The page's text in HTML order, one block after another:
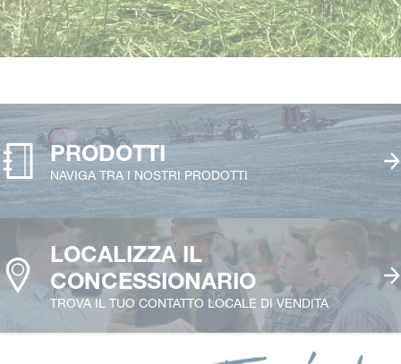
PRODOTTI
NAVIGA TRA I NOSTRI PRODOTTI
LOCALIZZA IL
CONCESSIONARIO
TROVA IL TUO CONTATTO LOCALE DI VENDITA